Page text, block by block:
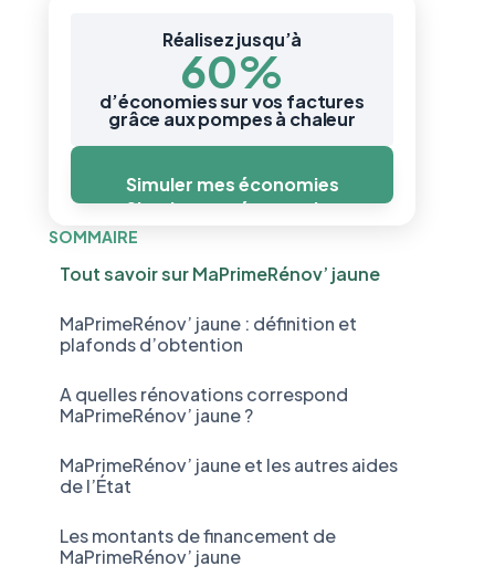
Réalisez jusqu’à
60%
d’économies sur vos factures
grâce aux pompes à chaleur
Simuler mes économies
Simuler mes économies
SOMMAIRE
Tout savoir sur MaPrimeRénov’ jaune
MaPrimeRénov’ jaune : définition et
plafonds d’obtention
A quelles rénovations correspond
MaPrimeRénov’ jaune ?
MaPrimeRénov’ jaune et les autres aides
de l’État
Les montants de financement de
MaPrimeRénov’ jaune